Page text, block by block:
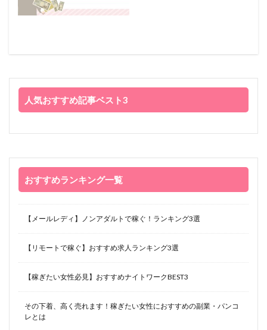
人気おすすめ記事ベスト3
おすすめランキング一覧
【メールレディ】ノンアダルトで稼ぐ！ランキング3選
【リモートで稼ぐ】おすすめ求人ランキング3選
【稼ぎたい女性必見】おすすめナイトワークBEST3
その下着、高く売れます！稼ぎたい女性におすすめの副業・パンコ
レとは